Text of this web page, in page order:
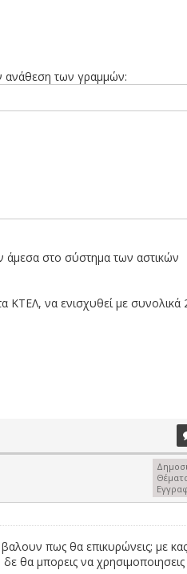
ανάθεση των γραμμών:
άμεσα στο σύστημα των αστικών
ΚΤΕΛ, να ενισχυθεί με συνολικά
πως θα επικυρώνεις; με
θα μπορεις να